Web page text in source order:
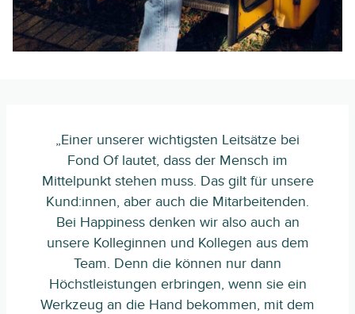
„Einer unserer wichtigsten Leitsätze bei
Fond Of lautet, dass der Mensch im
Mittelpunkt stehen muss. Das gilt für unsere
Kund:innen, aber auch die Mitarbeitenden.
Bei Happiness denken wir also auch an
unsere Kolleginnen und Kollegen aus dem
Team. Denn die können nur dann
Höchstleistungen erbringen, wenn sie ein
Werkzeug an die Hand bekommen, mit dem